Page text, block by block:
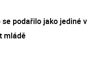
se podařilo jako jediné v
mládě